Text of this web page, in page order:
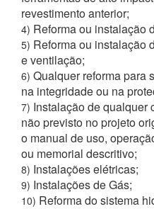
revestimento anterior;
4) Reforma ou instalação
5) Reforma ou instalação
e ventilação;
6) Qualquer reforma para
na integridade ou na
7) Instalação de qualquer
não previsto no projeto
o manual de uso,
ou memorial descritivo;
8) Instalações elétricas;
9) Instalações de Gás;
10) Reforma do sistema